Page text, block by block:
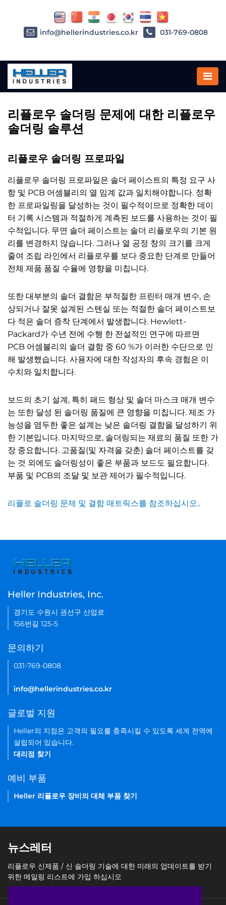
Home»리플로우 솔더링
리플로우 솔더링 문제에 대한 리플로우
솔더링 솔루션
리플로우 솔더링 프로파일
리플로우 솔더링 프로파일은 솔더 페이스트의 특정 요구 사
항 및 PCB 어셈블리의 열 임계 값과 일치해야합니다. 정확
한 프로파일링을 달성하는 것이 필수적이므로 정확한 데이
터 기록 시스템과 적절하게 계측된 보드를 사용하는 것이 필
수적입니다. 무연 솔더 페이스트는 솔더 리플로우의 기본 원
리를 변경하지 않습니다. 그러나 열 공정 창의 크기를 크게
줄여 조립 라인에서 리플로우를 보다 중요한 단계로 만들어
전체 제품 품질 수율에 영향을 미칩니다.
또한 대부분의 솔더 결함은 부적절한 프린터 매개 변수, 손
상되거나 잘못 설계된 스텐실 또는 적절한 솔더 페이스트보
다 적은 솔더 증착 단계에서 발생합니다. Hewlett-
Packard가 수년 전에 수행 한 전설적인 연구에 따르면
PCB 어셈블리의 솔더 결함 중 60 %가 이러한 수단으로 인
해 발생했습니다. 사용자에 대한 작성자의 후속 경험은 이
수치와 일치합니다.
보드의 초기 설계, 특히 패드 형상 및 솔더 마스크 매개 변수
는 또한 달성 된 솔더링 품질에 큰 영향을 미칩니다. 제조 가
능성을 염두한 좋은 설계는 낮은 솔더링 결함을 달성하기 위
한 기본입니다. 마지막으로, 솔더링되는 재료의 품질 또한 가
장 중요합니다. 고품질(및 자격을 갖춘) 솔더 페이스트를 갖
는 것 외에도 솔더링성이 좋은 부품과 보드도 필요합니다.
부품 및 PCB의 조달 및 보관 제어가 필수적입니다.
리플로 솔더링 문제 및 결함 매트릭스를 참조하십시오..
info@hellerindustries.co.kr 031-769-0808
Heller Industries, Inc.
경기도 수원시 권선구 산업로
156번길 125-5
문의하기
031-769-0808
info@hellerindustries.co.kr
글로벌 지원
Heller의 지점은 고객의 필요를 충족시킬 수 있도록 세계 전역에
설립되어 있습니다.
대리점 찾기
예비 부품
Heller 리플로우 장비의 대체 부품 찾기
뉴스레터
리플로우 신제품 / 신 솔더링 기술에 대한 미래의 업데이트를 받기
위한 메일링 리스트에 가입 하십시오